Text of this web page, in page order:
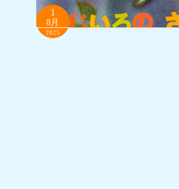
1
8月
2025